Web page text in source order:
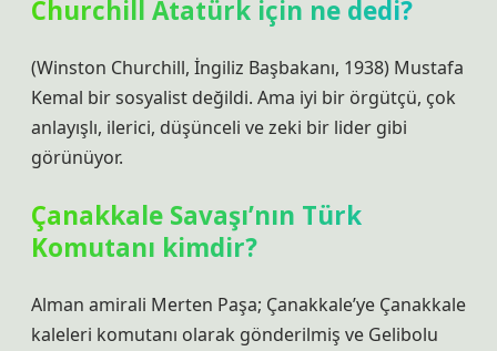
Churchill Atatürk için ne dedi?
(Winston Churchill, İngiliz Başbakanı, 1938) Mustafa
Kemal bir sosyalist değildi. Ama iyi bir örgütçü, çok
anlayışlı, ilerici, düşünceli ve zeki bir lider gibi
görünüyor.
Çanakkale Savaşı’nın Türk
Komutanı kimdir?
Alman amirali Merten Paşa; Çanakkale’ye Çanakkale
kaleleri komutanı olarak gönderilmiş ve Gelibolu